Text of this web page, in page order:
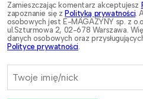
Zamieszczając komentarz akceptujesz
zapoznanie się z Polityką prywatności.
osobowych jest E-MAGAZYNY sp. z
ul.Szturmowa 2, 02-678 Warszawa.
danych osobowych oraz
Polityce prywatności.